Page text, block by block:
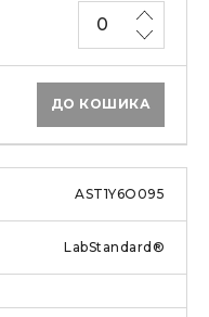
ДО КОШИКА
AST1Y6O095
LabStandard®